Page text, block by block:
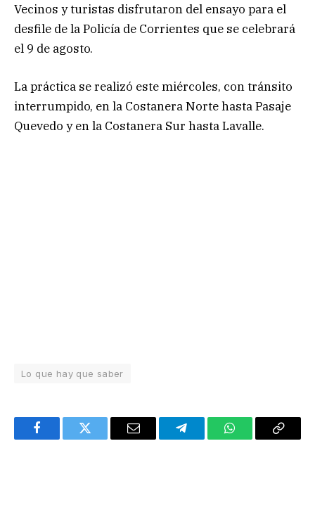
Vecinos y turistas disfrutaron del ensayo para el
desfile de la Policía de Corrientes que se celebrará
el 9 de agosto.
La práctica se realizó este miércoles, con tránsito
interrumpido, en la Costanera Norte hasta Pasaje
Quevedo y en la Costanera Sur hasta Lavalle.
Lo que hay que saber
FacebookTwitter Email TelegramWhatsAppCopy